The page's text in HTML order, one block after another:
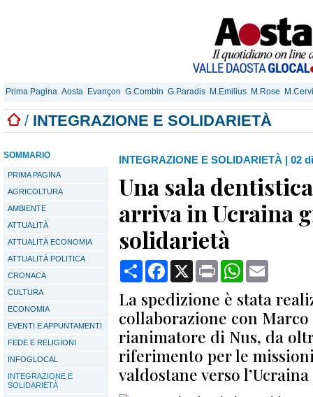
Prima Pagina Aosta Evançon G.Combin G.Paradis M.Emilius M.Rose
/ INTEGRAZIONE E SOLIDARIETÀ
SOMMARIO
PRIMA PAGINA
AGRICOLTURA
AMBIENTE
ATTUALITÀ
ATTUALITÀ ECONOMIA
ATTUALITÀ POLITICA
CRONACA
CULTURA
ECONOMIA
EVENTI E APPUNTAMENTI
FEDE E RELIGIONI
INFOGLOCAL
INTEGRAZIONE E
SOLIDARIETÀ
INTEGRAZIONE E SOLIDARIETÀ | 02
Una sala
arriva in Ucraina
solidarietà
CondividiFacebook
X Print WhatsApp
La spedizione è stata
collaborazione con
rianimatore di Nus, da
riferimento per le
valdostane verso l’Ucraina